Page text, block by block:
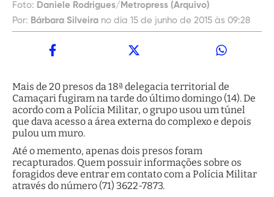
Foto: Daniele Rodrigues/Metropress (Arquivo)
Por: Bárbara Silveira no dia 15 de junho de 2015 às 09:28
Mais de 20 presos da 18ª delegacia territorial de
Camaçari fugiram na tarde do último domingo (14). De
acordo com a Polícia Militar, o grupo usou um túnel
que dava acesso a área externa do complexo e depois
pulou um muro.
Até o memento, apenas dois presos foram
recapturados. Quem possuir informações sobre os
foragidos deve entrar em contato com a Polícia Militar
através do número (71) 3622-7873.